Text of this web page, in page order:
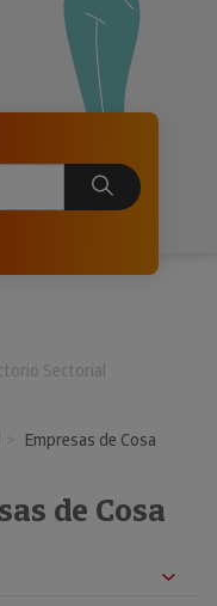
Sectorial
Empresas de Cosa
de Cosa